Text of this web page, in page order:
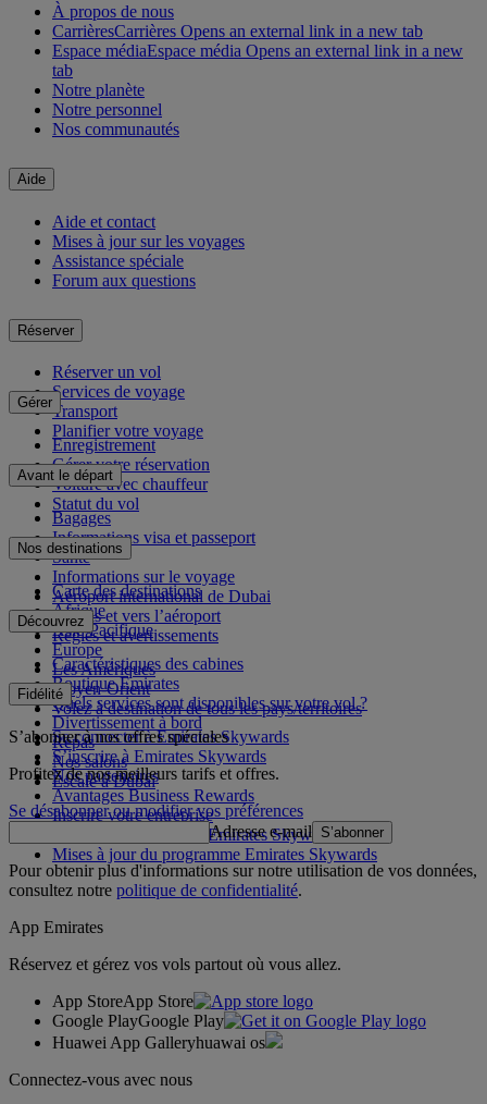
À propos de nous
CarrièresCarrières Opens an external link in a new tab
Espace médiaEspace média Opens an external link in a new
tab
Notre planète
Notre personnel
Nos communautés
Aide
Aide et contact
Mises à jour sur les voyages
Assistance spéciale
Forum aux questions
Réserver
Réserver un vol
Services de voyage
Transport
Planifier votre voyage
Gérer
Enregistrement
Gérer votre réservation
Voiture avec chauffeur
Statut du vol
Avant le départ
Bagages
Informations visa et passeport
Santé
Informations sur le voyage
Aéroport international de Dubai
Depuis et vers l’aéroport
Règles et avertissements
Nos destinations
Carte des destinations
Afrique
Asie-Pacifique
Europe
Les Amériques
Moyen-Orient
Volez à destination de tous les pays/territoires
Découvrez
Caractéristiques des cabines
Boutique Emirates
Quels services sont disponibles sur votre vol ?
Divertissement à bord
Repas
Nos salons
Escale à Dubai
Fidélité
Se connecter à Emirates Skywards
S’inscrire à Emirates Skywards
Nos partenaires
Avantages Business Rewards
Inscrire votre entreprise
Règles du programme Emirates Skywards
Mises à jour du programme Emirates Skywards
S’abonner à nos offres spéciales
Profitez de nos meilleurs tarifs et offres.
Se désabonner ou modifier vos préférences
Adresse e-mail S’abonner
Pour obtenir plus d'informations sur notre utilisation de vos données,
consultez notre politique de confidentialité.
App Emirates
Réservez et gérez vos vols partout où vous allez.
App StoreApp Store
Google PlayGoogle Play
Huawei App Galleryhuawai os
Connectez-vous avec nous